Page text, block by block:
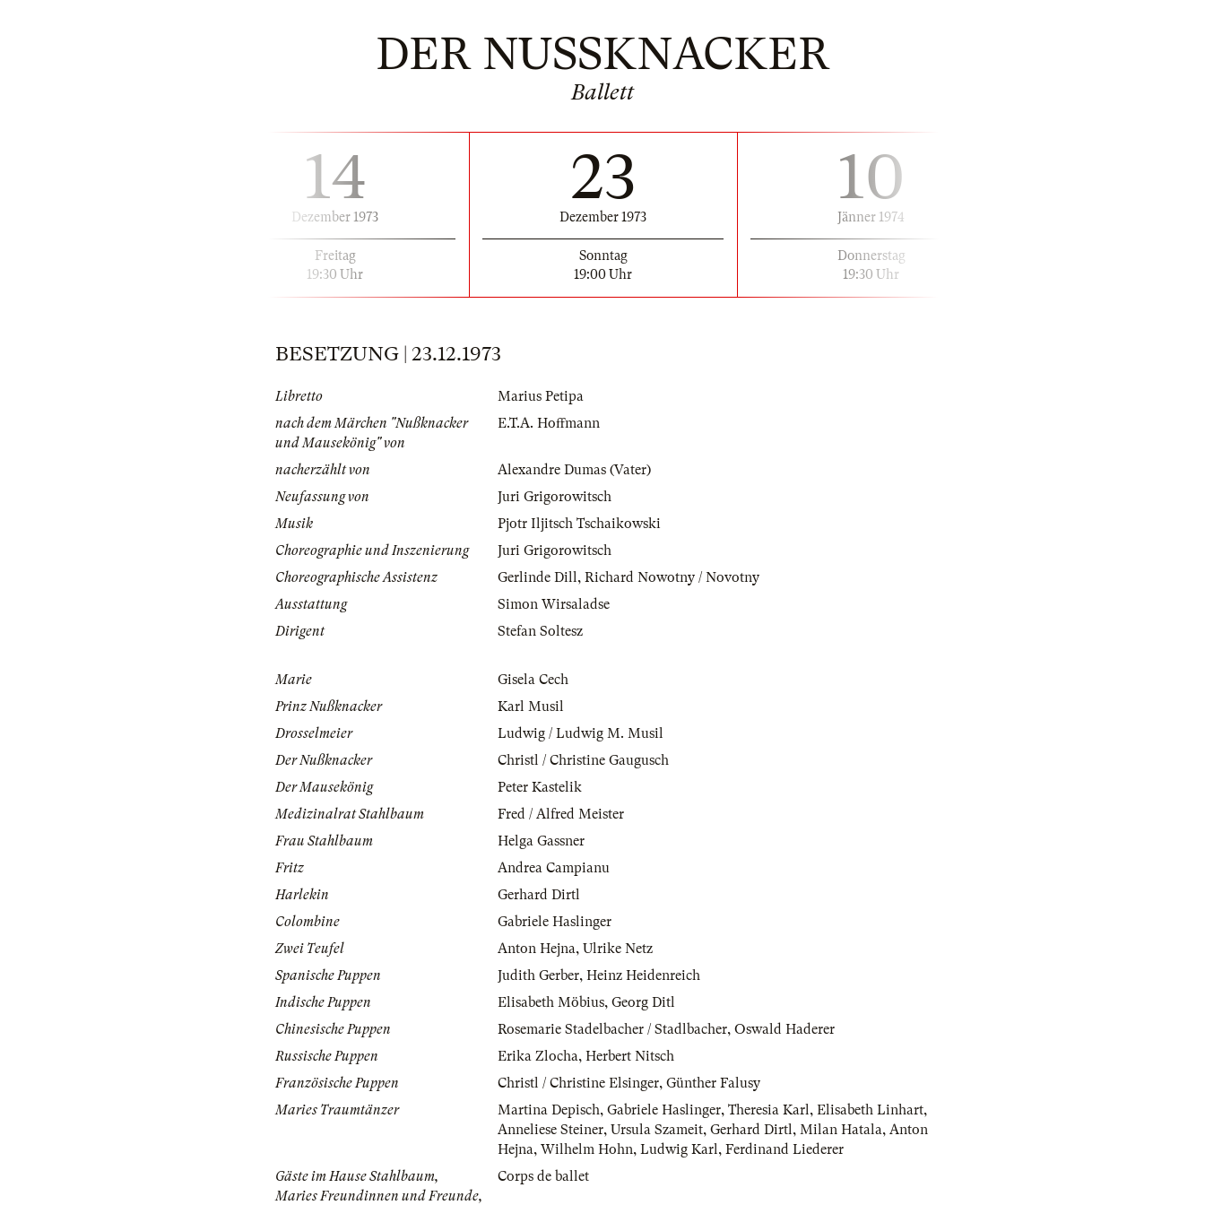
DER NUSSKNACKER
Ballett
14
Dezember 1973
Freitag
19:30 Uhr
23
Dezember 1973
Sonntag
19:00 Uhr
10
Jänner 1974
Donnerstag
19:30 Uhr
BESETZUNG | 23.12.1973
Libretto
Marius Petipa
nach dem Märchen "Nußknacker
und Mausekönig" von
E.T.A. Hoffmann
nacherzählt von
Alexandre Dumas (Vater)
Neufassung von
Juri Grigorowitsch
Musik
Pjotr Iljitsch Tschaikowski
Choreographie und Inszenierung
Juri Grigorowitsch
Choreographische Assistenz
Gerlinde Dill, Richard Nowotny / Novotny
Ausstattung
Simon Wirsaladse
Dirigent
Stefan Soltesz
Marie
Gisela Cech
Prinz Nußknacker
Karl Musil
Drosselmeier
Ludwig / Ludwig M. Musil
Der Nußknacker
Christl / Christine Gaugusch
Der Mausekönig
Peter Kastelik
Medizinalrat Stahlbaum
Fred / Alfred Meister
Frau Stahlbaum
Helga Gassner
Fritz
Andrea Campianu
Harlekin
Gerhard Dirtl
Colombine
Gabriele Haslinger
Zwei Teufel
Anton Hejna, Ulrike Netz
Spanische Puppen
Judith Gerber, Heinz Heidenreich
Indische Puppen
Elisabeth Möbius, Georg Ditl
Chinesische Puppen
Rosemarie Stadelbacher / Stadlbacher, Oswald Haderer
Russische Puppen
Erika Zlocha, Herbert Nitsch
Französische Puppen
Christl / Christine Elsinger, Günther Falusy
Maries Traumtänzer
Martina Depisch, Gabriele Haslinger, Theresia Karl, Elisabeth Linhart,
Anneliese Steiner, Ursula Szameit, Gerhard Dirtl, Milan Hatala, Anton
Hejna, Wilhelm Hohn, Ludwig Karl, Ferdinand Liederer
Gäste im Hause Stahlbaum,
Maries Freundinnen und Freunde,
Corps de ballet